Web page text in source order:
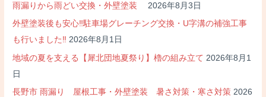
雨漏りから雨どい交換・外壁塗装 2026年8月3日
外壁塗装後も安心‼駐車場グレーチング交換・U字溝の補強工事
も行いました‼ 2026年8月1日
地域の夏を支える【犀北団地夏祭り】櫓の組み立て 2026年8月1
日
長野市 雨漏り 屋根工事・外壁塗装 暑さ対策・寒さ対策 2026